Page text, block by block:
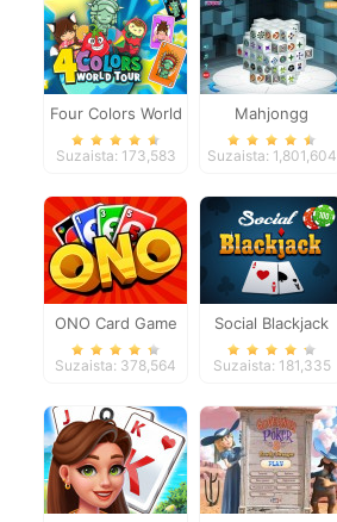
Four Colors World
Tour
Suzaista: 173,583
Mahjongg
Dimensions
Suzaista: 1,801,604
ONO Card Game
Suzaista: 378,564
Social Blackjack
Suzaista: 181,335